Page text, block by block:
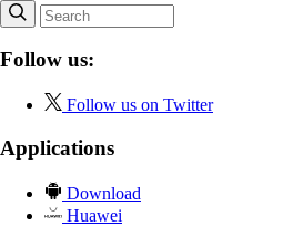
Follow us:
Follow us on Twitter
Applications
Download
Huawei